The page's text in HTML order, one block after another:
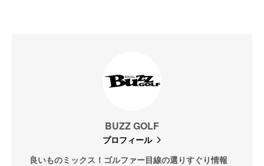
BUZZ GOLF
プロフィール
良いものミックス！ゴルファー目線の選りすぐり情報